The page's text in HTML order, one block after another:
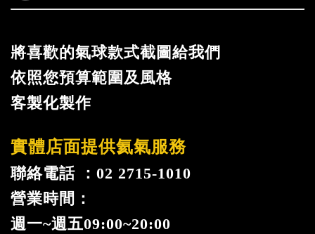
將喜歡的氣球款式截圖給我們
依照您預算範圍及風格
客製化製作
實體店面提供氦氣服務
聯絡電話 ：02 2715-1010
營業時間：
週一~週五09:00~20:00